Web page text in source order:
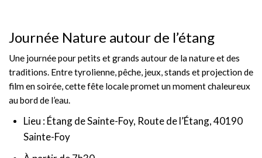
Journée Nature autour de l’étang
Une journée pour petits et grands autour de la nature et des
traditions. Entre tyrolienne, pêche, jeux, stands et projection de
film en soirée, cette fête locale promet un moment chaleureux
au bord de l’eau.
Lieu : Étang de Sainte-Foy, Route de l’Étang, 40190
Sainte-Foy